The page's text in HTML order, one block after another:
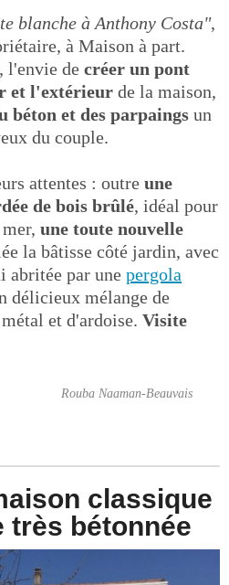
blanche à Anthony Costa",
à Maison à part.
l'envie de créer un pont
et l'extérieur de la maison,
béton et des parpaings un
du couple.
attentes : outre une
de bois brûlé, idéal pour
une toute nouvelle
la bâtisse côté jardin, avec
abritée par une pergola
délicieux mélange de
et d'ardoise. Visite
Rouba Naaman-Beauvais
classique
très bétonnée